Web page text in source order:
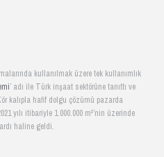
kullanılmak üzere tek kullanımlık
’ adı ile Türk inşaat sektörüne tanıttı ve
kalıpla hafif dolgu çözümü pazarda
yılı itibariyle 1.000.000 m²’nin üzerinde
haline geldi.